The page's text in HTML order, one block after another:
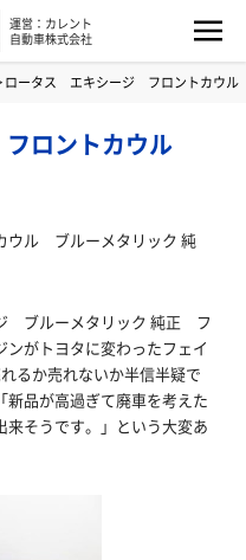
運営：カレント
自動車株式会社
ロータス エキシージ フロントカウル
ロントカウル
ウル ブルーメタリック 純
ブルーメタリック 純正 フ
がトヨタに変わったフェイ
るか売れないか半信半疑で
新品が高過ぎて廃車を考えた
そうです。」という大変あ